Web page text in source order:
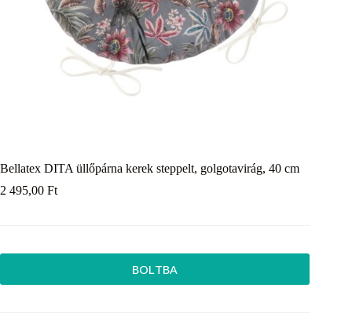
Bellatex DITA üllőpárna kerek steppelt, golgotavirág, 40 cm
2 495,00 Ft
BOLTBA